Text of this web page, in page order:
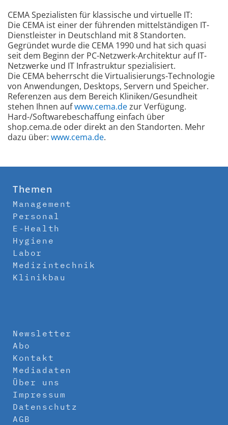
CEMA Spezialisten für klassische und virtuelle IT:
Die CEMA ist einer der führenden mittelständigen IT-
Dienstleister in Deutschland mit 8 Standorten.
Gegründet wurde die CEMA 1990 und hat sich quasi
seit dem Beginn der PC-Netzwerk-Architektur auf IT-
Netzwerke und IT Infrastruktur spezialisiert.
Die CEMA beherrscht die Virtualisierungs-Technologie
von Anwendungen, Desktops, Servern und Speicher.
Referenzen aus dem Bereich Kliniken/Gesundheit
stehen Ihnen aufwww.cema.dezur Verfügung.
Hard-/Softwarebeschaffung einfach über
shop.cema.de oder direkt an den Standorten. Mehr
dazu über: www.cema.de.
Themen
Management
Personal
E-Health
Hygiene
Labor
Medizintechnik
Klinikbau
Newsletter
Abo
Kontakt
Mediadaten
Über uns
Impressum
Datenschutz
AGB